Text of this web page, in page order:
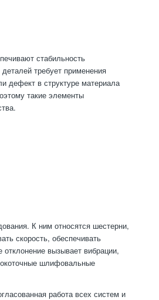
стабильность
требует применения
дефект в структуре материала
такие элементы
К ним относятся шестерни,
скорость, обеспечивать
вызывает вибрации,
шлифовальные
работа всех систем и